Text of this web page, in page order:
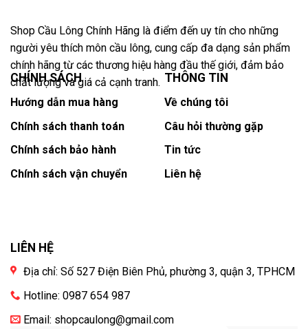
Shop Cầu Lông Chính Hãng là điểm đến uy tín cho những
người yêu thích môn cầu lông, cung cấp đa dạng sản phẩm
chính hãng từ các thương hiệu hàng đầu thế giới, đảm bảo
chất lượng và giá cả cạnh tranh.
CHÍNH SÁCH
Hướng dẫn mua hàng
Chính sách thanh toán
Chính sách bảo hành
Chính sách vận chuyển
THÔNG TIN
Về chúng tôi
Câu hỏi thường gặp
Tin tức
Liên hệ
LIÊN HỆ
Địa chỉ: Số 527 Điện Biên Phủ, phường 3, quận 3, TPHCM
Hotline: 0987 654 987
Email: shopcaulong@gmail.com